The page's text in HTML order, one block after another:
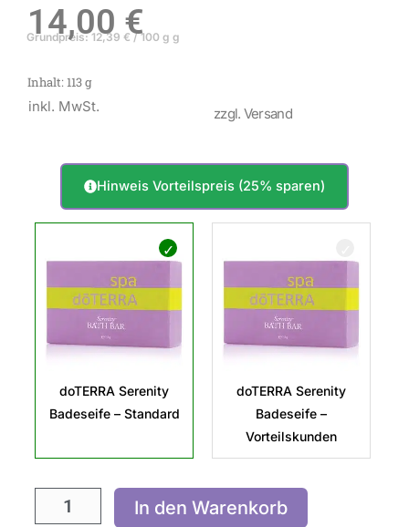
14,00€
Inhalt: 113g
inkl. MwSt. zzgl. Versand
Grundpreis:12,39 € /100 g g
Hinweis Vorteilspreis (25% sparen)
doTERRA Serenity
Badeseife – Standard
doTERRA Serenity
Badeseife –
Vorteilskunden
In den Warenkorb